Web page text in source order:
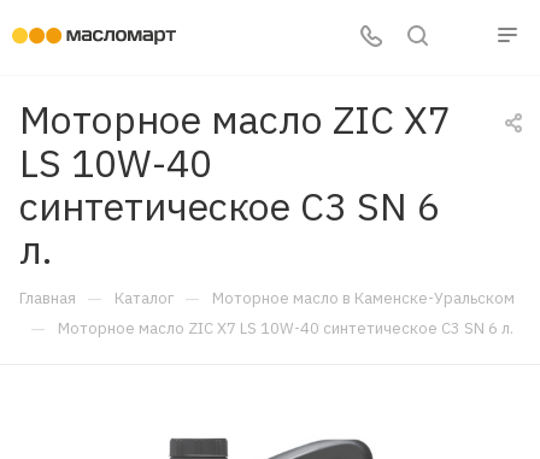
Моторное масло ZIC X7
LS 10W-40
синтетическое C3 SN 6
л.
Главная — Каталог — Моторное масло в Каменске-Уральском
— Моторное масло ZIC X7 LS 10W-40 синтетическое C3 SN 6 л.